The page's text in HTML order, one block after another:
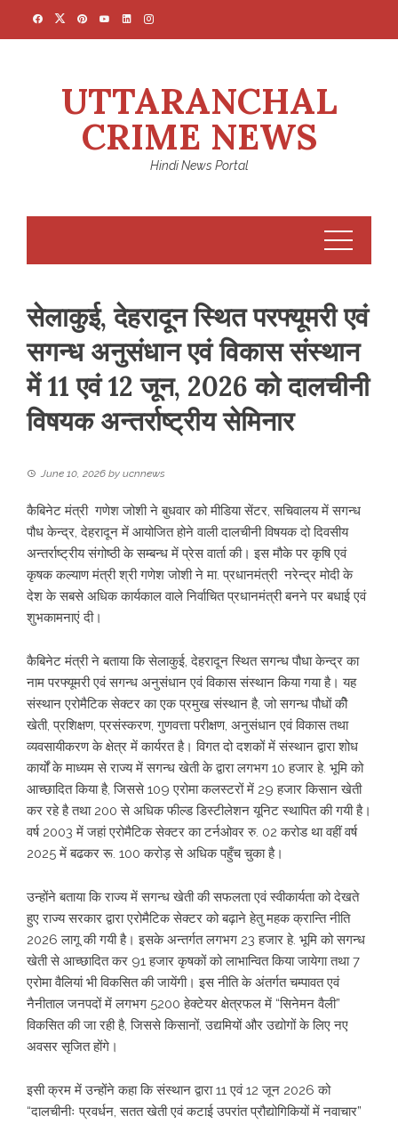
UTTARANCHAL
CRIME NEWS
Hindi News Portal
सेलाकुई, देहरादून स्थित परफ्यूमरी एवं
सगन्ध अनुसंधान एवं विकास संस्थान
में 11 एवं 12 जून, 2026 को दालचीनी
विषयक अन्तर्राष्ट्रीय सेमिनार
June 10, 2026 by ucnnews
कैबिनेट मंत्री गणेश जोशी ने बुधवार को मीडिया सेंटर, सचिवालय में सगन्ध
पौध केन्द्र, देहरादून में आयोजित होने वाली दालचीनी विषयक दो दिवसीय
अन्तर्राष्ट्रीय संगोष्ठी के सम्बन्ध में प्रेस वार्ता की। इस मौके पर कृषि एवं
कृषक कल्याण मंत्री श्री गणेश जोशी ने मा. प्रधानमंत्री नरेन्द्र मोदी के
देश के सबसे अधिक कार्यकाल वाले निर्वाचित प्रधानमंत्री बनने पर बधाई एवं
शुभकामनाएं दी।
कैबिनेट मंत्री ने बताया कि सेलाकुई, देहरादून स्थित सगन्ध पौधा केन्द्र का
नाम परफ्यूमरी एवं सगन्ध अनुसंधान एवं विकास संस्थान किया गया है। यह
संस्थान एरोमैटिक सेक्टर का एक प्रमुख संस्थान है, जो सगन्ध पौधों कीे
खेती, प्रशिक्षण, प्रसंस्करण, गुणवत्ता परीक्षण, अनुसंधान एवं विकास तथा
व्यवसायीकरण के क्षेत्र में कार्यरत है। विगत दो दशकों में संस्थान द्वारा शोध
कार्यों के माध्यम से राज्य में सगन्ध खेती के द्वारा लगभग 10 हजार हे. भूमि को
आच्छादित किया है, जिससे 109 एरोमा कलस्टरों में 29 हजार किसान खेती
कर रहे है तथा 200 से अधिक फील्ड डिस्टीलेशन यूनिट स्थापित की गयी है।
वर्ष 2003 में जहां एरोमैटिक सेक्टर का टर्नओवर रु. 02 करोड था वहीं वर्ष
2025 में बढकर रू. 100 करोड़ से अधिक पहुँच चुका है।
उन्होंने बताया कि राज्य में सगन्ध खेती की सफलता एवं स्वीकार्यता को देखते
हुए राज्य सरकार द्वारा एरोमैटिक सेक्टर को बढ़ाने हेतु महक क्रान्ति नीति
2026 लागू की गयी है। इसके अन्तर्गत लगभग 23 हजार हे. भूमि को सगन्ध
खेती से आच्छादित कर 91 हजार कृषकों को लाभान्वित किया जायेगा तथा 7
एरोमा वैलियां भी विकसित की जायेंगी। इस नीति के अंतर्गत चम्पावत एवं
नैनीताल जनपदों में लगभग 5200 हेक्टेयर क्षेत्रफल में “सिनेमन वैली”
विकसित की जा रही है, जिससे किसानों, उद्यमियों और उद्योगों के लिए नए
अवसर सृजित होंगे।
इसी क्रम में उन्होंने कहा कि संस्थान द्वारा 11 एवं 12 जून 2026 को
“दालचीनीः प्रवर्धन, सतत खेती एवं कटाई उपरांत प्रौद्योगिकियों में नवाचार”